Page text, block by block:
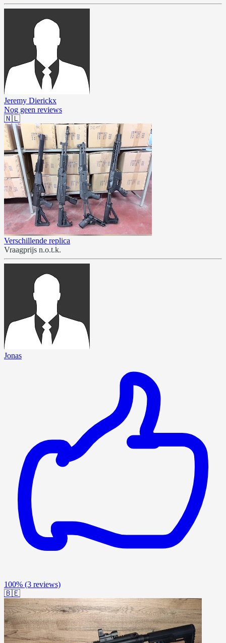
Jeremy Dierickx
Nog geen reviews
🇳🇱
Verschillende replica
Vraagprijs n.o.t.k.
Jonas
100% (3 reviews)
🇧🇪